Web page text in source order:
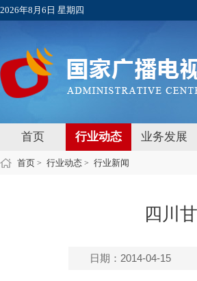
2026年8月6日 星期四
首页 行业动态 业务发展
首页 > 行业动态 > 行业新闻
四川
日期：2014-04-15